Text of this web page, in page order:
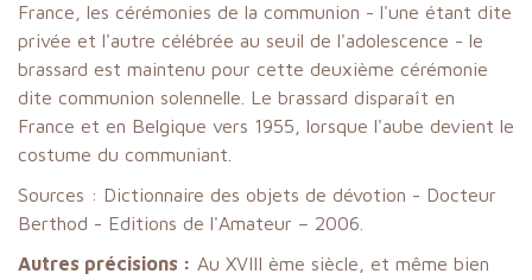
France, les cérémonies de la communion - l'une étant dite
privée et l'autre célébrée au seuil de l'adolescence - le
brassard est maintenu pour cette deuxième cérémonie
dite communion solennelle. Le brassard disparaît en
France et en Belgique vers 1955, lorsque l'aube devient le
costume du communiant.
Sources : Dictionnaire des objets de dévotion - Docteur
Berthod - Editions de l'Amateur – 2006.
Autres précisions : Au XVIII ème siècle, et même bien